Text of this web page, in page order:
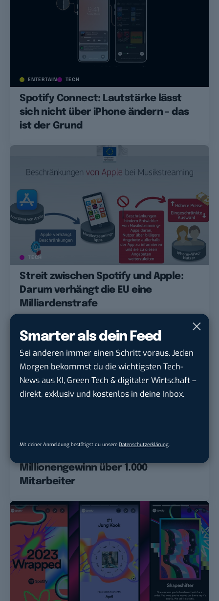
Smarter als dein Feed
Sei anderen immer einen Schritt voraus. Jeden
Morgen bekommst du die wichtigsten Tech-
News aus KI, Green Tech & digitaler Wirtschaft –
direkt, exklusiv und kostenlos in deine Inbox.
Mit deiner Anmeldung bestätigst du unsere Datenschutzerklärung
ENTERTAIN TECH
Spotify Connect: Lautstärke lässt
sich nicht über iPhone ändern – das
ist der Grund
TECH
Streit zwischen Spotify und Apple:
Darum verhängt die EU eine
Milliardenstrafe
Millionengewinn über 1.000
Mitarbeiter